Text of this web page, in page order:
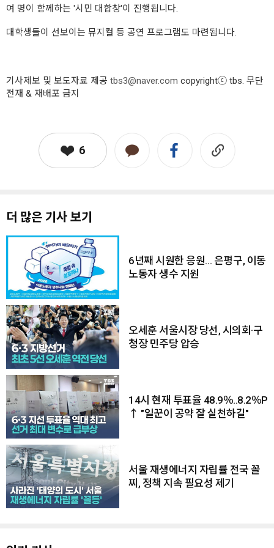
여 명이 함께하는 '시민 대합창'이 진행됩니다.
대학생들이 선보이는 뮤지컬 등 공연 프로그램도 마련됩니다.
기사제보 및 보도자료 제공 tbs3@naver.com copyrightⓒ tbs. 무단
전재 & 재배포 금지
6
더 많은 기사 보기
6년째 시원한 응원… 은평구, 이동
노동자 생수 지원
오세훈 서울시장 당선, 시의회·구
청장 민주당 압승
14시 현재 투표율 48.9％..8.2％P
↑ "일꾼이 공약 잘 실천하길"
서울 재생에너지 자립률 전국 꼴
찌, 정책 지속 필요성 제기